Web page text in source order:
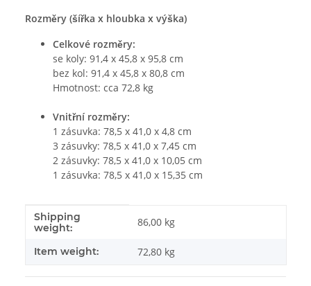
Rozměry (šířka x hloubka x výška)
Celkové rozměry:
se koly: 91,4 x 45,8 x 95,8 cm
bez kol: 91,4 x 45,8 x 80,8 cm
Hmotnost: cca 72,8 kg
Vnitřní rozměry:
1 zásuvka: 78,5 x 41,0 x 4,8 cm
3 zásuvky: 78,5 x 41,0 x 7,45 cm
2 zásuvky: 78,5 x 41,0 x 10,05 cm
1 zásuvka: 78,5 x 41,0 x 15,35 cm
#productDetails.itemInformation#
#productDetails.itemValue#
Shipping
weight:
86,00 kg
Item weight: 72,80 kg